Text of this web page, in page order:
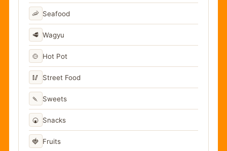
🦐 Seafood
🥩 Wagyu
🍲 Hot Pot
🥢 Street Food
🍡 Sweets
🍘 Snacks
🍓 Fruits